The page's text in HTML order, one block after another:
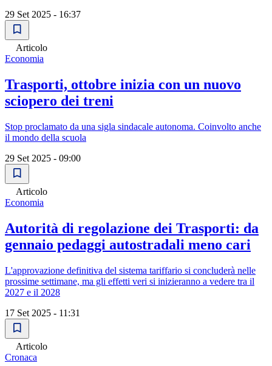
29 Set 2025 - 16:37
Articolo
Economia
Trasporti, ottobre inizia con un nuovo
sciopero dei treni
Stop proclamato da una sigla sindacale autonoma. Coinvolto anche
il mondo della scuola
29 Set 2025 - 09:00
Articolo
Economia
Autorità di regolazione dei Trasporti: da
gennaio pedaggi autostradali meno cari
L'approvazione definitiva del sistema tariffario si concluderà nelle
prossime settimane, ma gli effetti veri si inizieranno a vedere tra il
2027 e il 2028
17 Set 2025 - 11:31
Articolo
Cronaca